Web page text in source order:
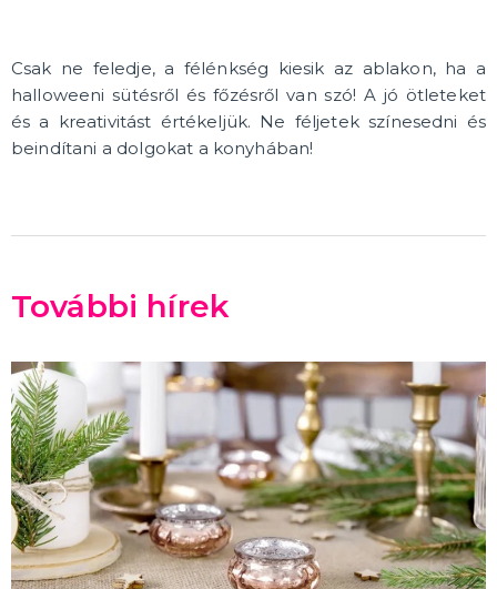
Csak ne feledje, a félénkség kiesik az ablakon, ha a
halloweeni sütésről és főzésről van szó! A jó ötleteket
és a kreativitást értékeljük. Ne féljetek színesedni és
beindítani a dolgokat a konyhában!
További hírek